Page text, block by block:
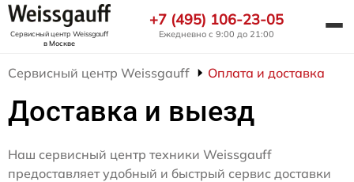
Сервисный центр Weissgauff
в Москве
+7 (495) 106-23-05
Ежедневно с 9:00 до 21:00
Сервисный центр Weissgauff Оплата и доставка
Доставка и выезд
Наш сервисный центр техники Weissgauff
предоставляет удобный и быстрый сервис доставки